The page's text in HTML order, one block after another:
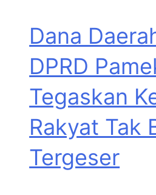
Dana
DPRD
Tegaskan
Rakyat Tak
Tergeser